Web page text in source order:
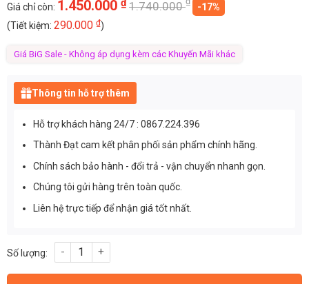
Giá chỉ còn: 1.450.000 ₫1.740.000
-17%
(Tiết kiệm: 290.000 ₫)
Giá BiG Sale - Không áp dụng kèm các Khuyến Mãi khác
Thông tin hỗ trợ thêm
Hỗ trợ khách hàng 24/7 : 0867.224.396
Thành Đạt cam kết phân phối sản phẩm chính hãng.
Chính sách bảo hành - đổi trả - vận chuyển nhanh gọn.
Chúng tôi gửi hàng trên toàn quốc.
Liên hệ trực tiếp để nhận giá tốt nhất.
Đèn Nấm Trang Trí Sân Vườn 9w 60cm (TDL- NSVMM4) Thành